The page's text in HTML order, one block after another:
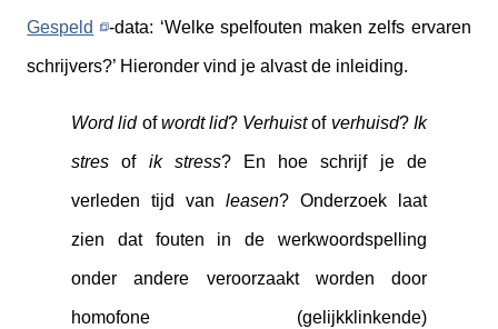
Gespeld -data: ‘Welke spelfouten maken zelfs ervaren
schrijvers?’ Hieronder vind je alvast de inleiding.
Word lidofwordt lid? Verhuistof verhuisd? Ik
stres of ik stress? En hoe schrijf je de
verleden tijd van leasen? Onderzoek laat
zien dat fouten in de werkwoordspelling
onder andere veroorzaakt worden door
homofone (gelijkklinkende)